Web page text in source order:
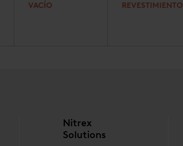
VACÍO REVESTIMIENTO
Nitrex
Solutions